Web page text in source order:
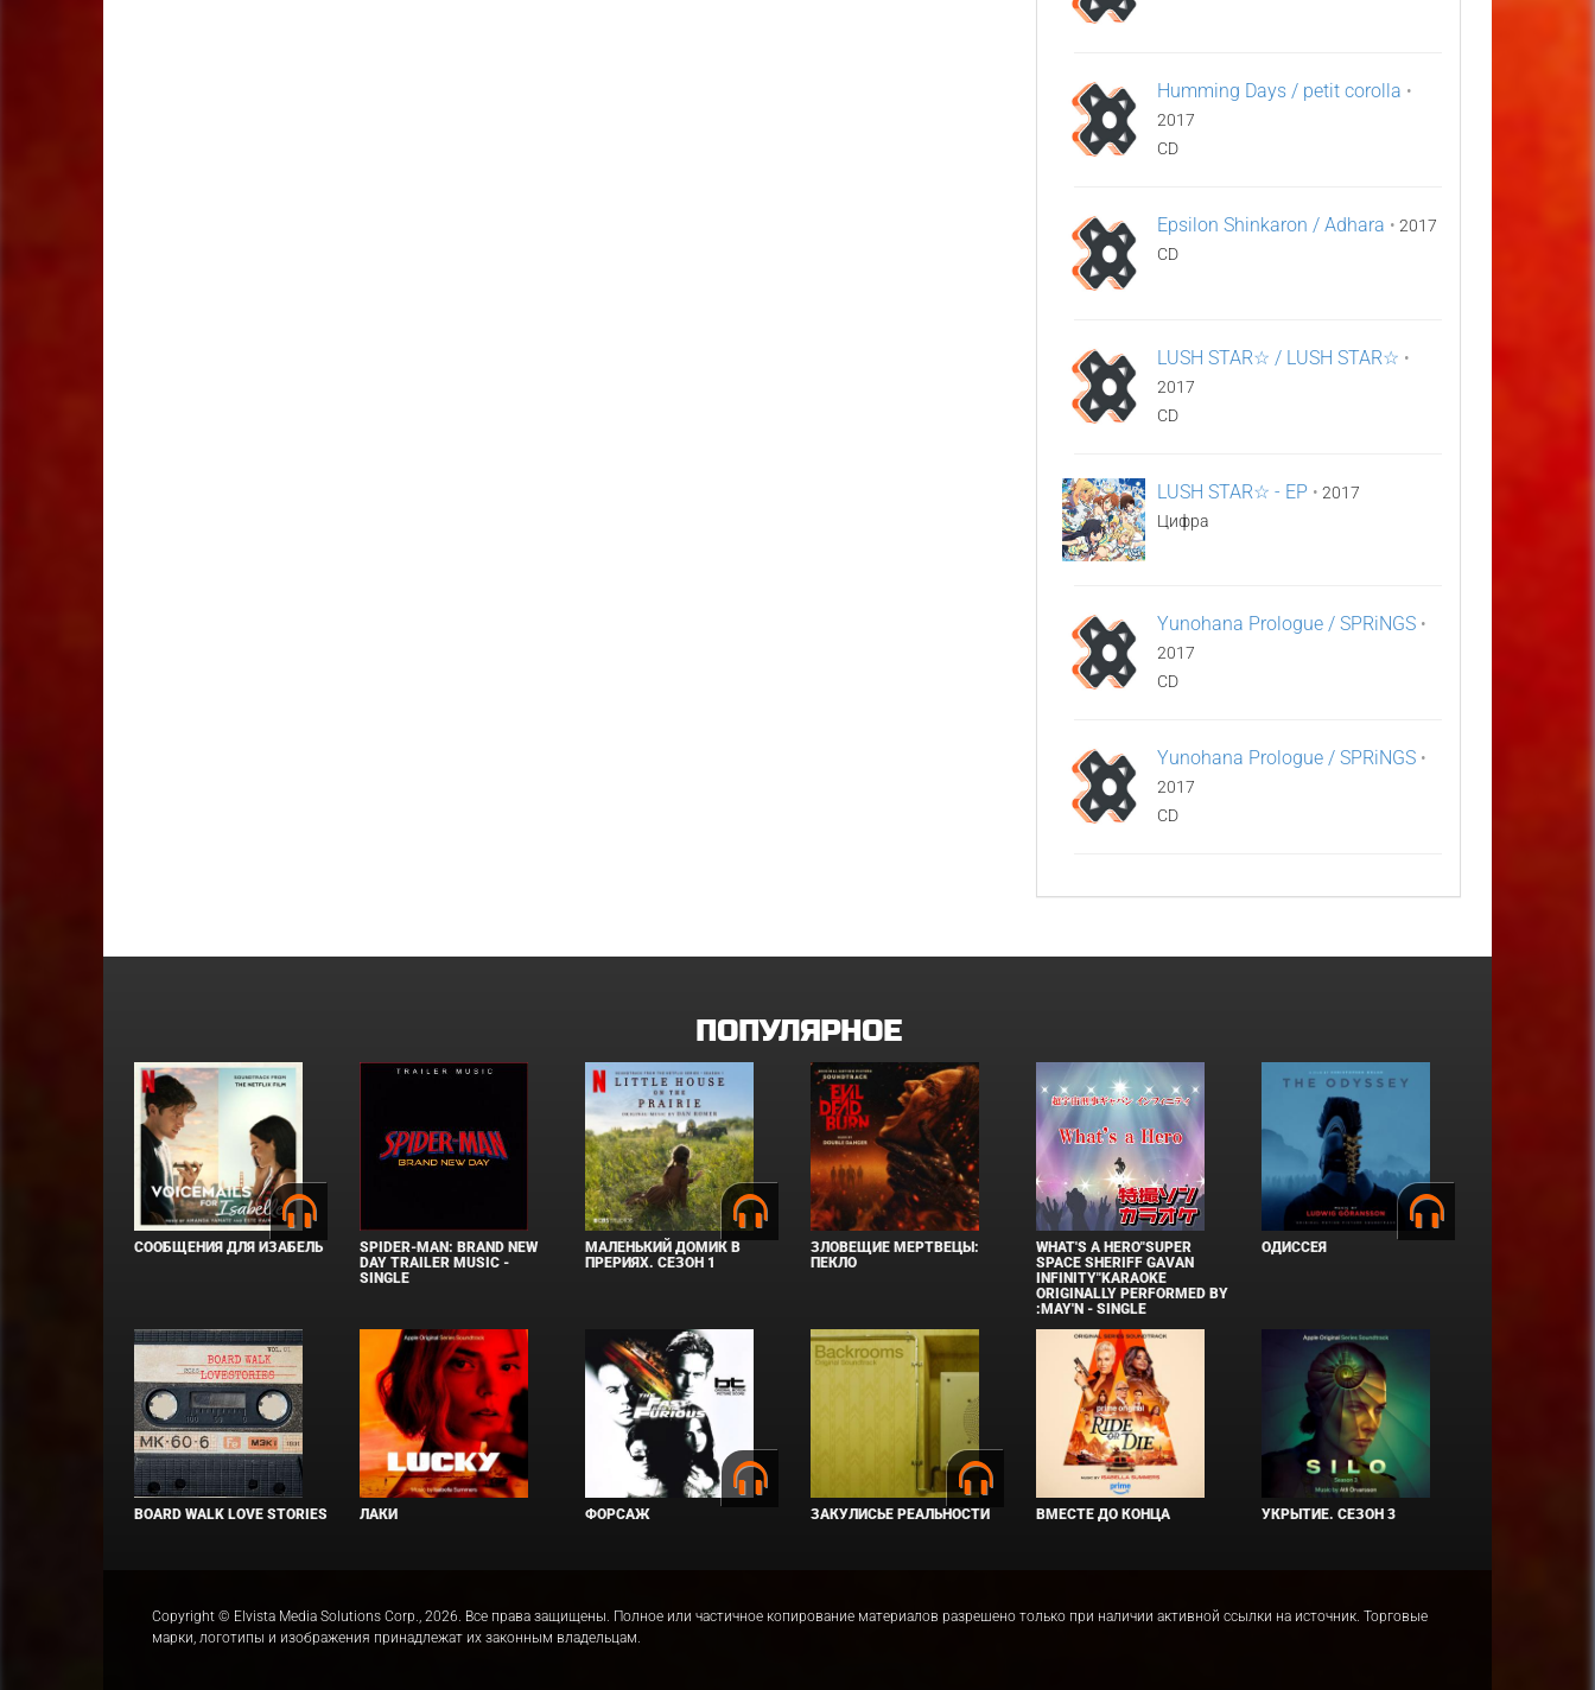
Humming Days / petit corolla •
2017
CD
Epsilon Shinkaron / Adhara • 2017
CD
LUSH STAR☆ / LUSH STAR☆ •
2017
CD
LUSH STAR☆ - EP • 2017
Цифра
Yunohana Prologue / SPRiNGS •
2017
CD
Yunohana Prologue / SPRiNGS •
2017
CD
ПОПУЛЯРНОЕ
СООБЩЕНИЯ ДЛЯ ИЗАБЕЛЬ
SPIDER-MAN: BRAND NEW
DAY TRAILER MUSIC -
SINGLE
МАЛЕНЬКИЙ ДОМИК В
ПРЕРИЯХ. СЕЗОН 1
ЗЛОВЕЩИЕ МЕРТВЕЦЫ:
ПЕКЛО
WHAT'S A HERO"SUPER
SPACE SHERIFF GAVAN
INFINITY"KARAOKE
ORIGINALLY PERFORMED BY
:MAY'N - SINGLE
ОДИССЕЯ
BOARD WALK LOVE STORIES ЛАКИ ФОРСАЖ ЗАКУЛИСЬЕ РЕАЛЬНОСТИ ВМЕСТЕ ДО КОНЦА УКРЫТИЕ. СЕЗОН 3
Copyright © Elvista Media Solutions Corp., 2026. Все права защищены. Полное или частичное копирование материалов разрешено только при наличии активной ссылки на источник. Торговые
марки, логотипы и изображения принадлежат их законным владельцам.